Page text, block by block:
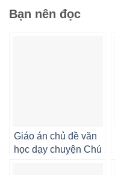
Bạn nên đọc
Giáo án chủ đề văn
học dạy chuyện Chú